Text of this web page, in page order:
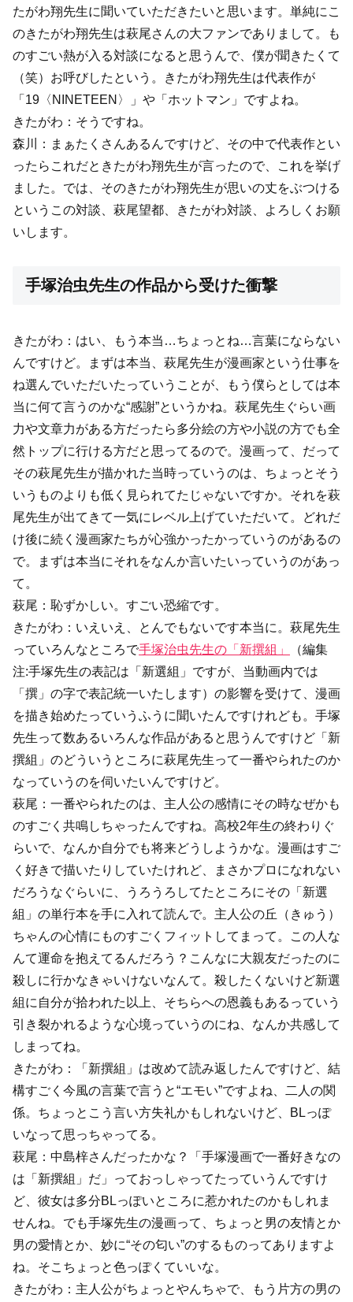
たがわ翔先生に聞いていただきたいと思います。単純にこ
のきたがわ翔先生は萩尾さんの大ファンでありまして。も
のすごい熱が入る対談になると思うんで、僕が聞きたくて
（笑）お呼びしたという。きたがわ翔先生は代表作が
「19〈NINETEEN〉」や「ホットマン」ですよね。
きたがわ：そうですね。
森川：まぁたくさんあるんですけど、その中で代表作とい
ったらこれだときたがわ翔先生が言ったので、これを挙げ
ました。では、そのきたがわ翔先生が思いの丈をぶつける
というこの対談、萩尾望都、きたがわ対談、よろしくお願
いします。
手塚治虫先生の作品から受けた衝撃
きたがわ：はい、もう本当…ちょっとね…言葉にならない
んですけど。まずは本当、萩尾先生が漫画家という仕事を
ね選んでいただいたっていうことが、もう僕らとしては本
当に何て言うのかな“感謝”というかね。萩尾先生ぐらい画
力や文章力がある方だったら多分絵の方や小説の方でも全
然トップに行ける方だと思ってるので。漫画って、だって
その萩尾先生が描かれた当時っていうのは、ちょっとそう
いうものよりも低く見られてたじゃないですか。それを萩
尾先生が出てきて一気にレベル上げていただいて。どれだ
け後に続く漫画家たちが心強かったかっていうのがあるの
で。まずは本当にそれをなんか言いたいっていうのがあっ
て。
萩尾：恥ずかしい。すごい恐縮です。
きたがわ：いえいえ、とんでもないです本当に。萩尾先生
っていろんなところで手塚治虫先生の「新撰組」
（編集
注:手塚先生の表記は「新選組」ですが、当動画内では
「撰」の字で表記統一いたします）の影響を受けて、漫画
を描き始めたっていうふうに聞いたんですけれども。手塚
先生って数あるいろんな作品があると思うんですけど「新
撰組」のどういうところに萩尾先生って一番やられたのか
なっていうのを伺いたいんですけど。
萩尾：一番やられたのは、主人公の感情にその時なぜかも
のすごく共鳴しちゃったんですね。高校2年生の終わりぐ
らいで、なんか自分でも将来どうしようかな。漫画はすご
く好きで描いたりしていたけれど、まさかプロになれない
だろうなぐらいに、うろうろしてたところにその「新選
組」の単行本を手に入れて読んで。主人公の丘（きゅう）
ちゃんの心情にものすごくフィットしてまって。この人な
んて運命を抱えてるんだろう？こんなに大親友だったのに
殺しに行かなきゃいけないなんて。殺したくないけど新選
組に自分が拾われた以上、そちらへの恩義もあるっていう
引き裂かれるような心境っていうのにね、なんか共感して
しまってね。
きたがわ：「新撰組」は改めて読み返したんですけど、結
構すごく今風の言葉で言うと“エモい”ですよね、二人の関
係。ちょっとこう言い方失礼かもしれないけど、BLっぽ
いなって思っちゃってる。
萩尾：中島梓さんだったかな？「手塚漫画で一番好きなの
は「新撰組」だ」っておっしゃってたっていうんですけ
ど、彼女は多分BLっぽいところに惹かれたのかもしれま
せんね。でも手塚先生の漫画って、ちょっと男の友情とか
男の愛情とか、妙に“その匂い”のするものってありますよ
ね。そこちょっと色っぽくていいな。
きたがわ：主人公がちょっとやんちゃで、もう片方の男の